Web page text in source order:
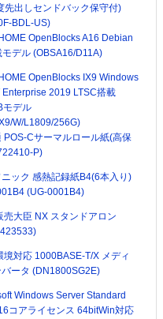
先出しセンドバック保守付)
BDL-US)
OpenBlocks A16 Debian
モデル (OBSA16/D11A)
OpenBlocks IX9 Windows
Enterprise 2019 LTSC搭載
モデル
W/L1809/256G)
POS-Cサーマルロール紙(高保
P)
ック 感熱記録紙B4(6本入り)
(UG-0001B4)
売大臣 NX スタンドアロン
境対応 1000BASE-T/X メディ
バータ (DN1800SG2E)
Windows Server Standard
コアライセンス 64bitWin対応